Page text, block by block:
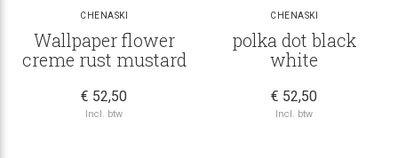
CHENASKI
Wallpaper flower
creme rust mustard
€ 52,50
Incl. btw
CHENASKI
polka dot black
white
€ 52,50
Incl. btw